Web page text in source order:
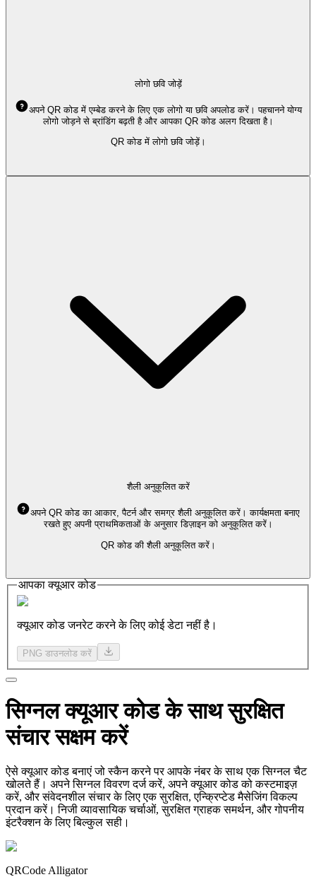
लोगो छवि जोड़ें
अपने QR कोड में एम्बेड करने के लिए एक लोगो या छवि अपलोड करें। पहचानने योग्य
लोगो जोड़ने से ब्रांडिंग बढ़ती है और आपका QR कोड अलग दिखता है।
QR कोड में लोगो छवि जोड़ें।
शैली अनुकूलित करें
अपने QR कोड का आकार, पैटर्न और समग्र शैली अनुकूलित करें। कार्यक्षमता बनाए
रखते हुए अपनी प्राथमिकताओं के अनुसार डिज़ाइन को अनुकूलित करें।
QR कोड की शैली अनुकूलित करें।
आपका क्यूआर कोड
क्यूआर कोड जनरेट करने के लिए कोई डेटा नहीं है।
PNG डाउनलोड करें
सिग्नल क्यूआर कोड के साथ सुरक्षित
संचार सक्षम करें
ऐसे क्यूआर कोड बनाएं जो स्कैन करने पर आपके नंबर के साथ एक सिग्नल चैट
खोलते हैं। अपने सिग्नल विवरण दर्ज करें, अपने क्यूआर कोड को कस्टमाइज़
करें, और संवेदनशील संचार के लिए एक सुरक्षित, एन्क्रिप्टेड मैसेजिंग विकल्प
प्रदान करें। निजी व्यावसायिक चर्चाओं, सुरक्षित ग्राहक समर्थन, और गोपनीय
इंटरैक्शन के लिए बिल्कुल सही।
QRCode Alligator